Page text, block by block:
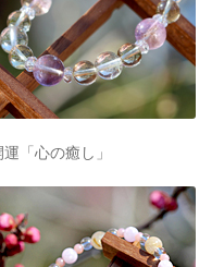
運「心の癒し」